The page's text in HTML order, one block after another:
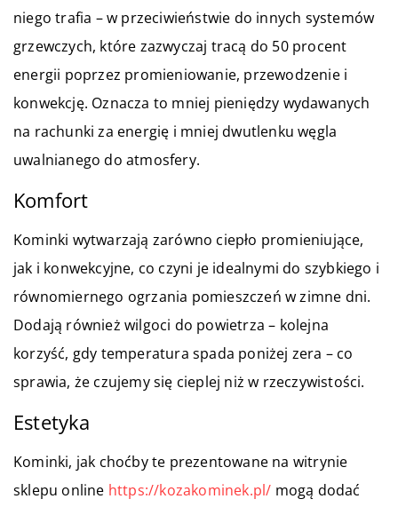
niego trafia – w przeciwieństwie do innych systemów
grzewczych, które zazwyczaj tracą do 50 procent
energii poprzez promieniowanie, przewodzenie i
konwekcję. Oznacza to mniej pieniędzy wydawanych
na rachunki za energię i mniej dwutlenku węgla
uwalnianego do atmosfery.
Komfort
Kominki wytwarzają zarówno ciepło promieniujące,
jak i konwekcyjne, co czyni je idealnymi do szybkiego i
równomiernego ogrzania pomieszczeń w zimne dni.
Dodają również wilgoci do powietrza – kolejna
korzyść, gdy temperatura spada poniżej zera – co
sprawia, że czujemy się cieplej niż w rzeczywistości.
Estetyka
Kominki, jak choćby te prezentowane na witrynie
sklepu online https://kozakominek.pl/ mogą dodać